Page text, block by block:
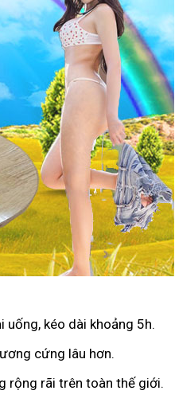
uống, kéo dài khoảng 5h.
cứng lâu hơn.
rộng rãi trên toàn thế giới.